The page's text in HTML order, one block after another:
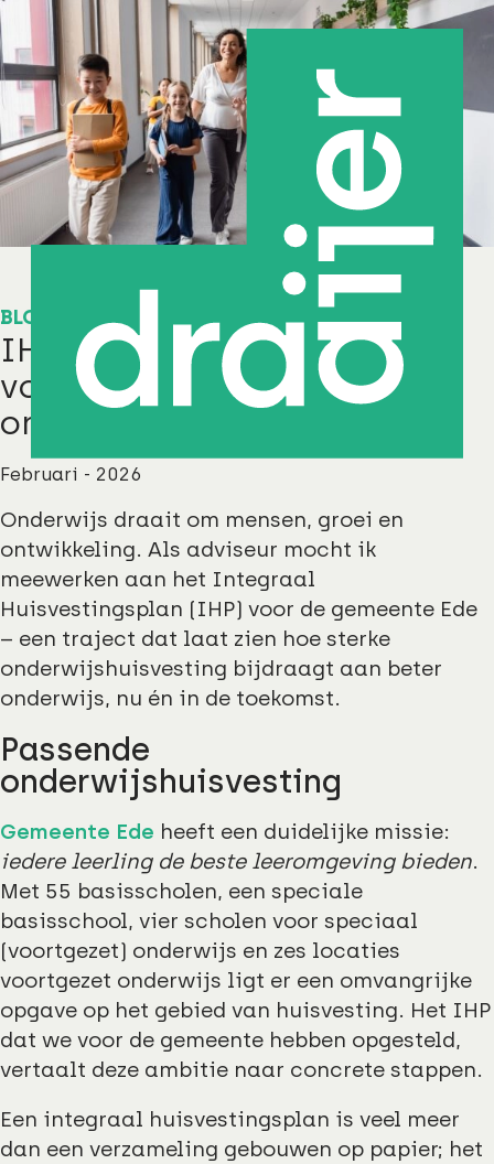
BLOG
IHP als stevig fundament
voor toekomstgericht
onderwijs
Februari - 2026
Onderwijs draait om mensen, groei en
ontwikkeling. Als adviseur mocht ik
meewerken aan het Integraal
Huisvestingsplan (IHP) voor de gemeente Ede
– een traject dat laat zien hoe sterke
onderwijshuisvesting bijdraagt aan beter
onderwijs, nu én in de toekomst.
Passende
onderwijshuisvesting
Gemeente Ede heeft een duidelijke missie:
iedere leerling de beste leeromgeving bieden.
Met 55 basisscholen, een speciale
basisschool, vier scholen voor speciaal
(voortgezet) onderwijs en zes locaties
voortgezet onderwijs ligt er een omvangrijke
opgave op het gebied van huisvesting. Het IHP
dat we voor de gemeente hebben opgesteld,
vertaalt deze ambitie naar concrete stappen.
Een integraal huisvestingsplan is veel meer
dan een verzameling gebouwen op papier; het